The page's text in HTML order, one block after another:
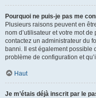
Pourquoi ne puis-je pas me
Plusieurs raisons peuvent en
nom d’utilisateur et votre mot
contactez un administrateur du
banni. Il est également possible
problème de configuration et
Haut
Je m’étais déjà inscrit par le